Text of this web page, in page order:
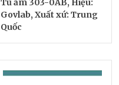
Tủ ấm 303-0AB, Hiệu:
Govlab, Xuất xứ: Trung
Quốc